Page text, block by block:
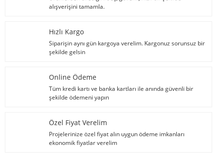
alışverişini tamamla.
Hızlı Kargo
Siparişin aynı gün kargoya verelim. Kargonuz sorunsuz bir
şekilde gelsin
Online Ödeme
Tüm kredi kartı ve banka kartları ile anında güvenli bir
şekilde ödemeni yapın
Özel Fiyat Verelim
Projelerinize özel fiyat alın uygun ödeme imkanları
ekonomik fiyatlar verelim